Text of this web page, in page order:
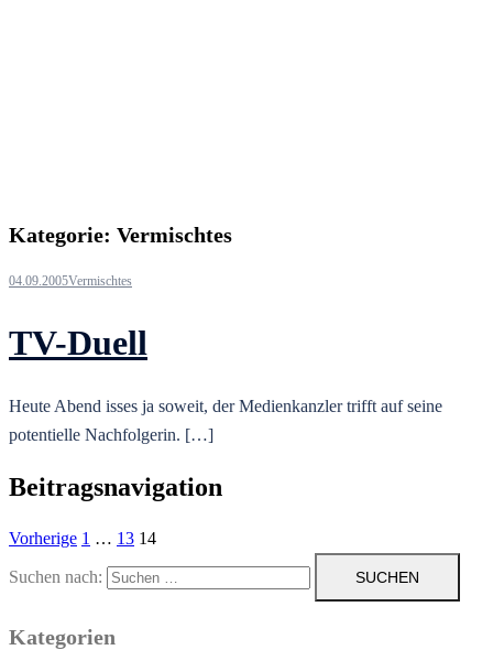
Kategorie: Vermischtes
04.09.2005Vermischtes
TV-Duell
Heute Abend isses ja soweit, der Medienkanzler trifft auf seine
potentielle Nachfolgerin. […]
Beitragsnavigation
Vorherige 1 … 13 14
Suchen nach:
Kategorien